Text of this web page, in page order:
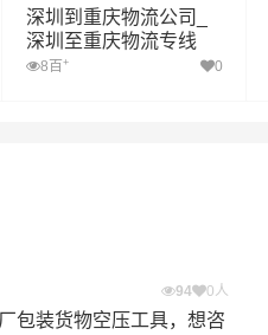
深圳到重庆物流公司_
深圳至重庆物流专线
8百 + 0
94 0人
包装货物空压工具，想咨